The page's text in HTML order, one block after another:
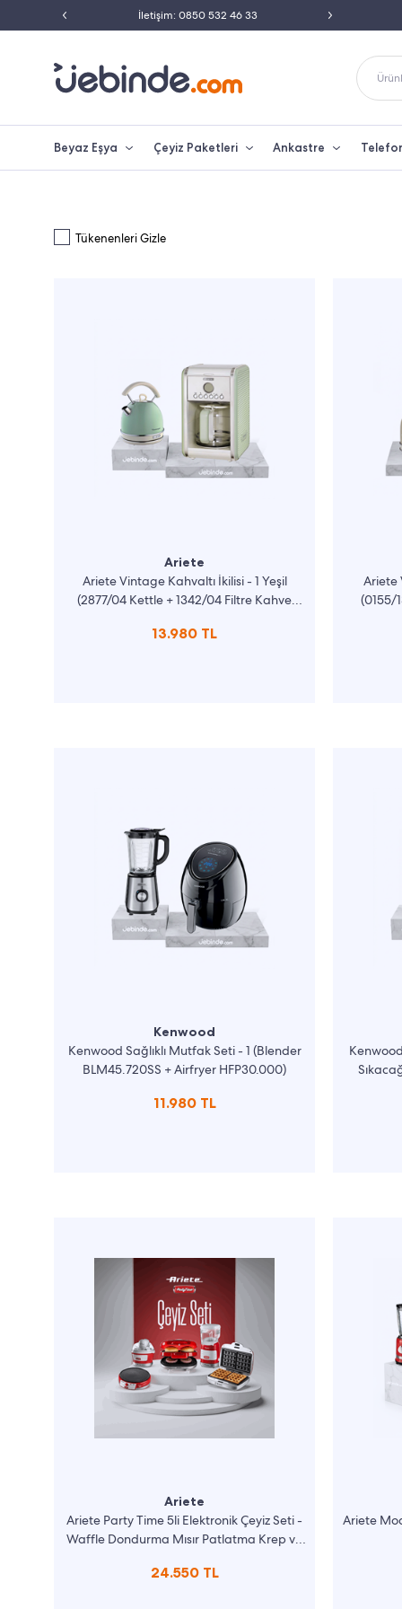
İletişim: 0850 532 46 33
Beyaz Eşya Çeyiz Paketleri Ankastre
Tükenenleri Gizle
Ariete
Ariete Vintage Kahvaltı İkilisi - 1 Yeşil
(2877/04 Kettle + 1342/04 Filtre Kahve
13.980 TL
Ariete
(0155/
Kenwood
Kenwood Sağlıklı Mutfak Seti - 1 (Blender
BLM45.720SS + Airfryer HFP30.000)
11.980 TL
Ariete
Ariete Party Time 5li Elektronik Çeyiz Seti -
Waffle Dondurma Mısır Patlatma Krep ve
24.550 TL
Ariete